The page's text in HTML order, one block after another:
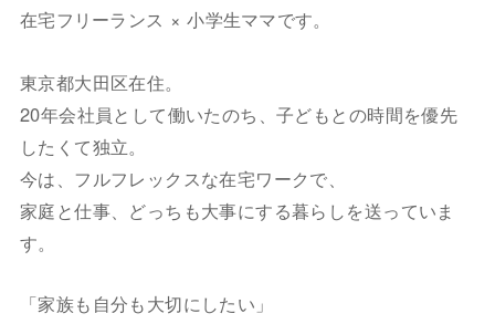
在宅フリーランス × 小学生ママです。
東京都大田区在住。
20年会社員として働いたのち、子どもとの時間を優先
したくて独立。
今は、フルフレックスな在宅ワークで、
家庭と仕事、どっちも大事にする暮らしを送っていま
す。
「家族も自分も大切にしたい」